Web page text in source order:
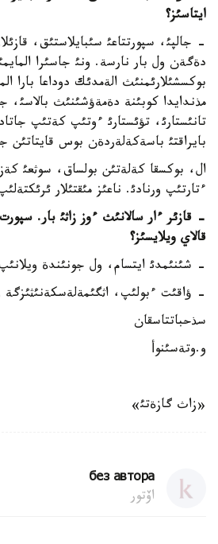
ايتاسئز؟
- جالپئ، سپورتتاعئ سئبايلاستئق،
دةگةن ول بار نارسة. ونئ جاسئرا
بوكسشئلارئمنئث الةمدئك دوداعا بارا
مذندايدا كوبئنة دةمةؤشئنئث بالاسئ،
تانئستارئ، تؤئستارئ ءوتئپ كةتئپ
بايراقتئ باسةكةلةردةن بوس قايتاتئن
ال، بوكسقا كةلةتئن بولساق، سوثعئ
ءتارتئپ ورنادئ. ناعئز مئقتئلار
- قازئر ءار سالانئث ءوز زاثئ بار.
قالاي ويلايسئز؟
- شئنئمدئ ايتسام، ول جونئندة
- ؤاقئت ءبولئپ،
سذحباتتاسقان
و.وتةسئنوأ
«زاث گازةتئ»
без автора
اۆتور